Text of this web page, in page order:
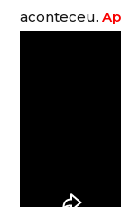
aconteceu.